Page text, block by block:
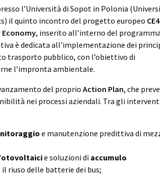
l’Università di Sopot in Polonia
il quinto incontro del progetto europeo
Economy, inserito all’interno del programma
è dedicata all’implementazione dei
trasporto pubblico, con l’obiettivo di
l’impronta ambientale.
del proprio Action Plan, che
nei processi aziendali. Tra gli
e manutenzione predittiva di
e soluzioni di accumulo
riuso delle batterie dei bus;